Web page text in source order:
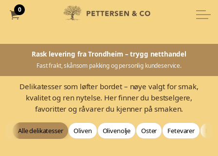
0
Rask levering fra Trondheim – trygg netthandel
Fast frakt, skånsom pakking og personlig kundeservice.
Delikatesser som løfter bordet – nøye valgt for smak,
kvalitet og ren nytelse. Her finner du bestselgere,
favoritter og råvarer du kjenner på smaken.
Alle delikatesser Oliven Olivenolje Oster Fetevarer